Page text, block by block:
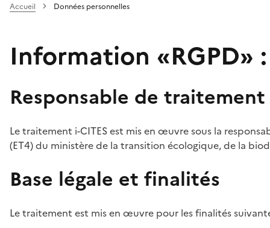
Accueil Données personnelles
Information «RGPD»
Responsable de traitement
Le traitement i-CITES est mis en œuvre sous la
(ET4) du ministère de la transition écologique, de la
Base légale et finalités
Le traitement est mis en œuvre pour les finalités